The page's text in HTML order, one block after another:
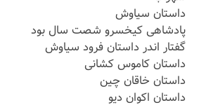
داستان سیاوش
پادشاهی کیخسرو شصت سال بود
گفتار اندر داستان فرود سیاوش
داستان کاموس کشانی
داستان خاقان چین
داستان اکوان دیو